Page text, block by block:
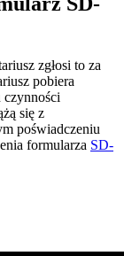
zgłosi to za
pobiera
się z
poświadczeniu
formularza SD-